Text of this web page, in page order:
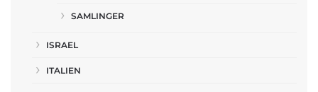
SAMLINGER
ISRAEL
ITALIEN